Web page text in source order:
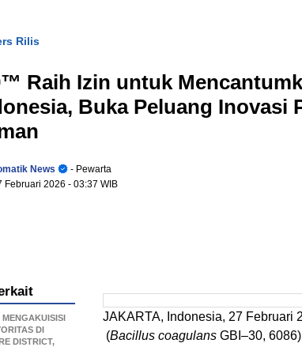
Rilis
Raih Izin untuk
Buka Peluang Inovasi
News
- Pewarta
Februari 2026 - 03:37 WIB
JAKARTA, Indonesia, 27
(Bacillus coagulans GBI–30,
MENGAKUISISI
DI
DISTRICT,